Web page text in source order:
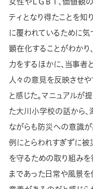
ティとなり得たことを知
に覆われているために
顕在化することがわか
力をするほかに、当事
人々の意見を反映させ
と感じた。マニュアルが
た大川小学校の話から
ながらも防災への意識
例にとらわれすぎずに
を守るための取り組みを
まであった日常や風景